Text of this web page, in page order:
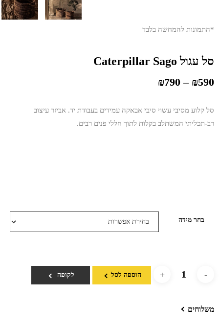
*התמונות להמחשה בלבד
סל עגול Caterpillar Sago
₪590
–
₪790
סל קלוע מסיבי עשוי סיבי אבאקה עמידים בעבודת יד. אביזר עיצוב
רב-תכליתי המשתלב בקלות לתוך חללי פנים רבים.
בחר מידה
הוספה לסל לקופה
משלוחים